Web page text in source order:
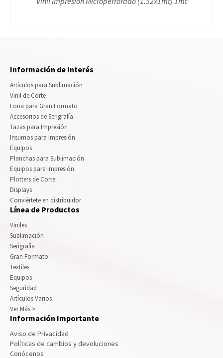
Información de Interés
Artículos para Sublimación
Vinil de Corte
Lona para Gran Formato
Accesorios de Serigrafía
Tazas para Impresión
Insumos para Impresión
Equipos
Planchas para Sublimación
Equipos para Impresión
Plotters de Corte
Displays
Conviértete en distribuidor
Línea de Productos
Viniles
Sublimación
Serigrafía
Gran Formato
Textiles
Equipos
Seguridad
Artículos Varios
Ver Más >
Información Importante
Aviso de Privacidad
Políticas de cambios y devoluciones
Conócenos